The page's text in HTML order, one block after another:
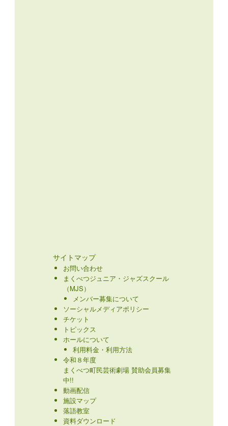
サイトマップ
お問い合わせ
まくべつジュニア・ジャズスクール
（MJS）
メンバー募集について
ソーシャルメディアポリシー
チケット
トピックス
ホールについて
利用料金・利用方法
令和８年度
まくべつ町民芸術劇場 賛助会員募集
中!!
動画配信
施設マップ
落語教室
資料ダウンロード